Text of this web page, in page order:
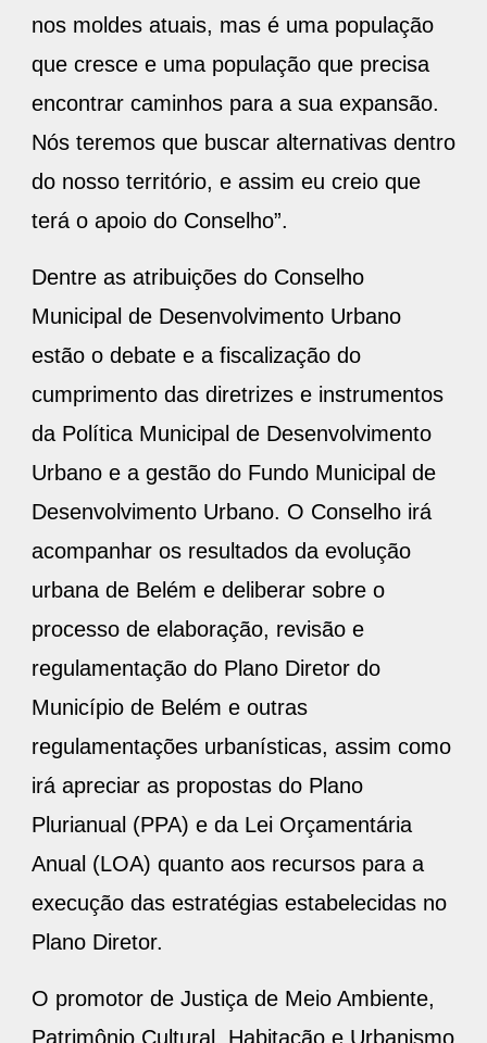
nos moldes atuais, mas é uma população
que cresce e uma população que precisa
encontrar caminhos para a sua expansão.
Nós teremos que buscar alternativas dentro
do nosso território, e assim eu creio que
terá o apoio do Conselho”.
Dentre as atribuições do Conselho
Municipal de Desenvolvimento Urbano
estão o debate e a fiscalização do
cumprimento das diretrizes e instrumentos
da Política Municipal de Desenvolvimento
Urbano e a gestão do Fundo Municipal de
Desenvolvimento Urbano. O Conselho irá
acompanhar os resultados da evolução
urbana de Belém e deliberar sobre o
processo de elaboração, revisão e
regulamentação do Plano Diretor do
Município de Belém e outras
regulamentações urbanísticas, assim como
irá apreciar as propostas do Plano
Plurianual (PPA) e da Lei Orçamentária
Anual (LOA) quanto aos recursos para a
execução das estratégias estabelecidas no
Plano Diretor.
O promotor de Justiça de Meio Ambiente,
Patrimônio Cultural, Habitação e Urbanismo